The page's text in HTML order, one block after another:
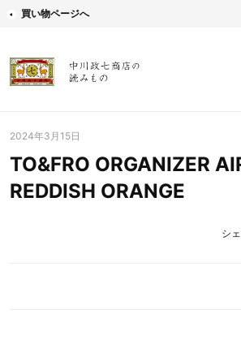
買い物ページへ
2024年3月15日
TO&FRO ORGANIZER
REDDISH ORANGE
シ